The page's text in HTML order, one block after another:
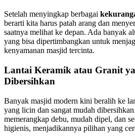
Setelah menyingkap berbagai
berarti kita harus patah arang dan
saatnya melihat ke depan. Ada banyak
yang bisa dipertimbangkan untuk
kenyamanan masjid tercinta.
Lantai Keramik atau Granit
Dibersihkan
Banyak masjid modern kini beralih ke
yang licin dan sangat mudah
memerangkap debu, mudah dipel, dan
higienis, menjadikannya pilihan yang